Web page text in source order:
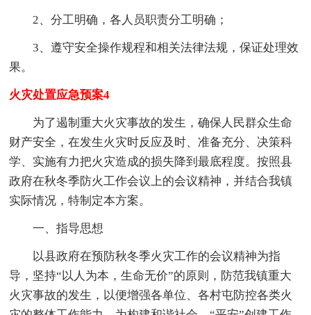
2、分工明确，各人员职责分工明确；
3、遵守安全操作规程和相关法律法规，保证处理效
果。
火灾处置应急预案4
为了遏制重大火灾事故的发生，确保人民群众生命
财产安全，在发生火灾时反应及时、准备充分、决策科
学、实施有力把火灾造成的损失降到最底程度。按照县
政府在秋冬季防火工作会议上的会议精神，并结合我镇
实际情况，特制定本方案。
一、指导思想
以县政府在预防秋冬季火灾工作的会议精神为指
导，坚持“以人为本，生命无价”的原则，防范我镇重大
火灾事故的发生，以便增强各单位、各村屯防控各类火